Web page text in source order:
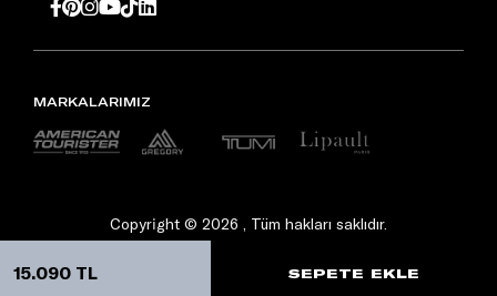
MARKALARIMIZ
Copyright © 2026 , Tüm hakları saklıdır.
15.090 TL